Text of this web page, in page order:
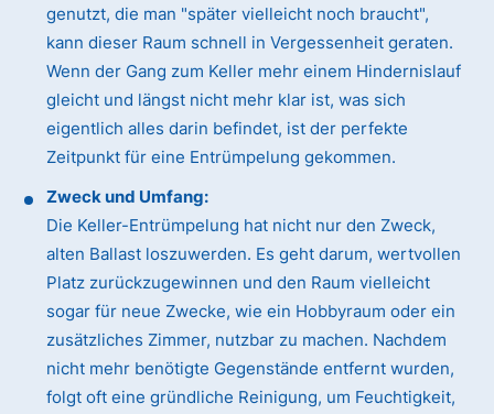
genutzt, die man "später vielleicht noch braucht",
kann dieser Raum schnell in Vergessenheit geraten.
Wenn der Gang zum Keller mehr einem Hindernislauf
gleicht und längst nicht mehr klar ist, was sich
eigentlich alles darin befindet, ist der perfekte
Zeitpunkt für eine Entrümpelung gekommen.
Zweck und Umfang:
Die Keller-Entrümpelung hat nicht nur den Zweck,
alten Ballast loszuwerden. Es geht darum, wertvollen
Platz zurückzugewinnen und den Raum vielleicht
sogar für neue Zwecke, wie ein Hobbyraum oder ein
zusätzliches Zimmer, nutzbar zu machen. Nachdem
nicht mehr benötigte Gegenstände entfernt wurden,
folgt oft eine gründliche Reinigung, um Feuchtigkeit,